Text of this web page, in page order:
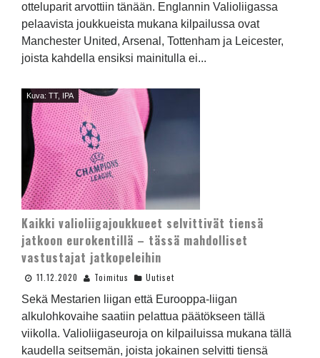
otteluparit arvottiin tänään. Englannin Valioliigassa
pelaavista joukkueista mukana kilpailussa ovat
Manchester United, Arsenal, Tottenham ja Leicester,
joista kahdella ensiksi mainitulla ei...
Kuva: TT, IPA
Kaikki valioliigajoukkueet selvittivät tiensä
jatkoon eurokentillä – tässä mahdolliset
vastustajat jatkopeleihin
11.12.2020 Toimitus Uutiset
Sekä Mestarien liigan että Eurooppa-liigan
alkulohkovaihe saatiin pelattua päätökseen tällä
viikolla. Valioliigaseuroja on kilpailuissa mukana tällä
kaudella seitsemän, joista jokainen selvitti tiensä